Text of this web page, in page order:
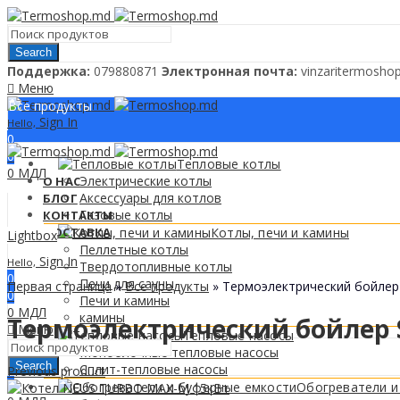
Search
Поддержкa: 079880871 Электронная почта:
Меню
Hello, Sign In
0
0
0 МДЛ
Все продукты
Тепловые котлы
Электрические котлы
Аксессуары для котлов
Газовые котлы
Котлы, печи и камины
Пеллетные котлы
Твердотопливные котлы
Печи для сауны
Печи и камины
камины
Тепловые насосы
Моноблочные тепловые насосы
Сплит-тепловые насосы
Обогреватели
О НАС
БЛОГ
КОНТАКТЫ
ДОСТАВКА
Hello, Sign In
0
0
0 МДЛ
Меню
Search
0
Lightbox
Первая страница»Все продукты » Термоэлектрический
Термоэлектрический бойлер
Previous product